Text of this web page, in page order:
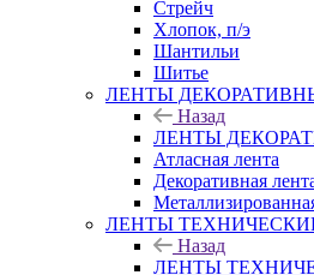
Стрейч
Хлопок, п/э
Шантильи
Шитье
ЛЕНТЫ
Назад
ЛЕНТЫ
Атласная лента
Декоративная
ЛЕНТЫ
Назад
ЛЕНТЫ